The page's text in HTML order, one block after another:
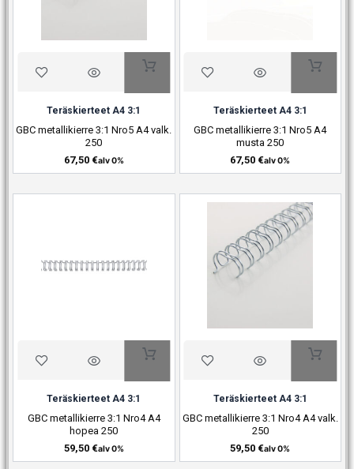
Teräskierteet A4 3:1
GBC metallikierre 3:1 Nro5 A4 valk.
250
67,50 €alv 0%
Teräskierteet A4 3:1
GBC metallikierre 3:1 Nro5 A4
musta 250
67,50 €alv 0%
Teräskierteet A4 3:1
GBC metallikierre 3:1 Nro4 A4
hopea 250
59,50 €alv 0%
Teräskierteet A4 3:1
GBC metallikierre 3:1 Nro4 A4 valk.
250
59,50 €alv 0%